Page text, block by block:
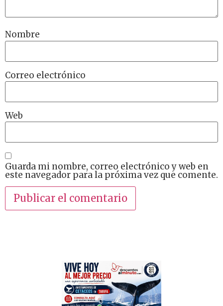
Nombre
Correo electrónico
Web
Guarda mi nombre, correo electrónico y web en
este navegador para la próxima vez que comente.